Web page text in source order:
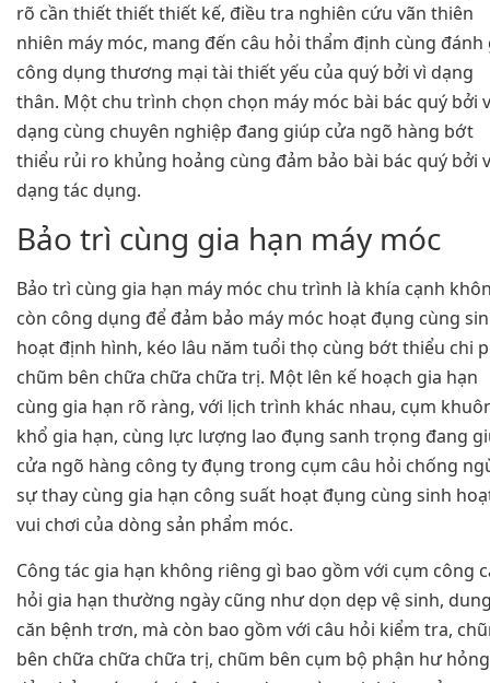
rõ cần thiết thiết thiết kế, điều tra nghiên cứu vãn thiên
nhiên máy móc, mang đến câu hỏi thẩm định cùng đánh
công dụng thương mại tài thiết yếu của quý bởi vì dạng
thân. Một chu trình chọn chọn máy móc bài bác quý bởi
dạng cùng chuyên nghiệp đang giúp cửa ngõ hàng bớt
thiểu rủi ro khủng hoảng cùng đảm bảo bài bác quý bởi
dạng tác dụng.
Bảo trì cùng gia hạn máy móc
Bảo trì cùng gia hạn máy móc chu trình là khía cạnh
còn công dụng để đảm bảo máy móc hoạt đụng cùng
hoạt định hình, kéo lâu năm tuổi thọ cùng bớt thiểu chi
chũm bên chữa chữa chữa trị. Một lên kế hoạch gia hạn
cùng gia hạn rõ ràng, với lịch trình khác nhau, cụm
khổ gia hạn, cùng lực lượng lao đụng sanh trọng đang
cửa ngõ hàng công ty đụng trong cụm câu hỏi chống
sự thay cùng gia hạn công suất hoạt đụng cùng sinh
vui chơi của dòng sản phẩm móc.
Công tác gia hạn không riêng gì bao gồm với cụm công
hỏi gia hạn thường ngày cũng như dọn dẹp vệ sinh,
căn bệnh trơn, mà còn bao gồm với câu hỏi kiểm tra,
bên chữa chữa chữa trị, chũm bên cụm bộ phận hư